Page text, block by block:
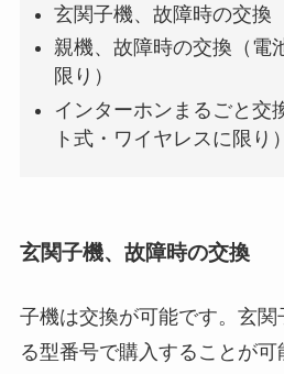
玄関子機、故障時の交換
親機、故障時の交換（電
限り）
インターホンまるごと交
ト式・ワイヤレスに限り）
玄関子機、故障時の交換
子機は交換が可能です。玄
る型番号で購入することが